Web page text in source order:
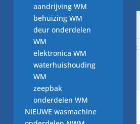
Total: €92,50
Categorie:
pompen NVW
aandrijving WM
behuizing WM
deur onderdelen
WM
elektronica WM
waterhuishouding
WM
zeepbak
onderdelen WM
NIEUWE wasmachine